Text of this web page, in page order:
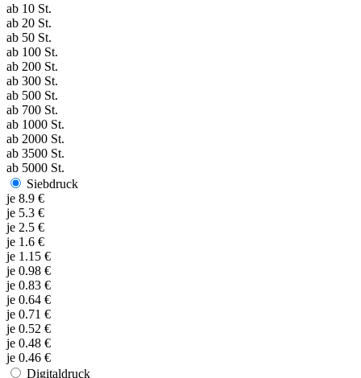
ab 10 St.
ab 20 St.
ab 50 St.
ab 100 St.
ab 200 St.
ab 300 St.
ab 500 St.
ab 700 St.
ab 1000 St.
ab 2000 St.
ab 3500 St.
ab 5000 St.
Siebdruck
je 8.9 €
je 5.3 €
je 2.5 €
je 1.6 €
je 1.15 €
je 0.98 €
je 0.83 €
je 0.64 €
je 0.71 €
je 0.52 €
je 0.48 €
je 0.46 €
Digitaldruck